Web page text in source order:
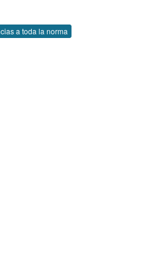
a toda la norma